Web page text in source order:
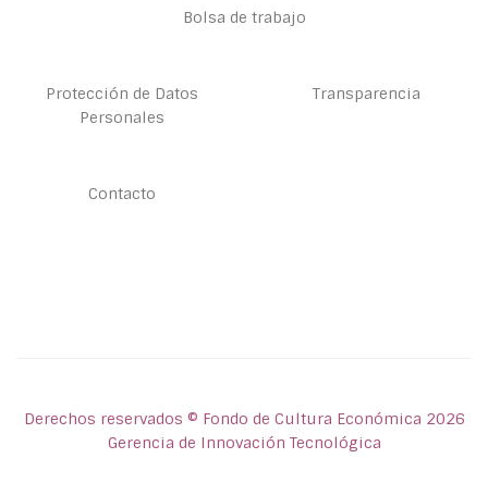
Bolsa de trabajo
Protección de Datos
Personales
Transparencia
Contacto
Derechos reservados © Fondo de Cultura Económica 2026
Gerencia de Innovación Tecnológica